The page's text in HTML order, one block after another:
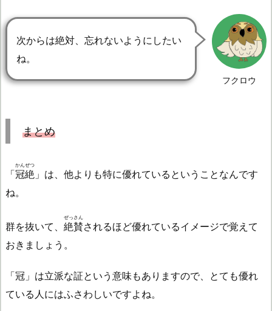
フクロウ
次からは絶対、忘れないようにしたい
ね。
まとめ
「冠絶
かんぜつ
」は、他よりも特に優れているということなんです
ね。
群を抜いて、 絶賛
ぜっさん
されるほど優れているイメージで覚えて
おきましょう。
「冠」は立派な証という意味もありますので、とても優れ
ている人にはふさわしいですよね。